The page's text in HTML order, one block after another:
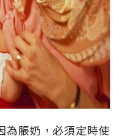
為脹奶，必須定時使